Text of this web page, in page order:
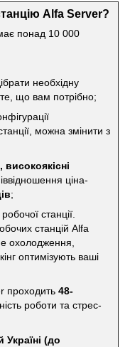
Alfa Server?
понад 10 000
необхідну
що вам потрібно;
можна змінити з
ціна-
;
робочої станції.
станцій Alfa
охолодження,
оптимізують ваші
проходить 48-
роботи та стрес-
(до